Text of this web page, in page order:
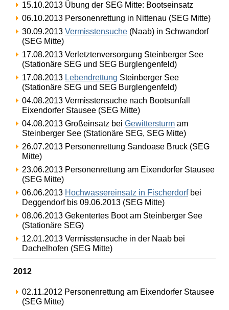
15.10.2013 Übung der SEG Mitte: Bootseinsatz
06.10.2013 Personenrettung in Nittenau (SEG Mitte)
30.09.2013 Vermisstensuche (Naab) in Schwandorf
(SEG Mitte)
17.08.2013 Verletztenversorgung Steinberger See
(Stationäre SEG und SEG Burglengenfeld)
17.08.2013 Lebendrettung Steinberger See
(Stationäre SEG und SEG Burglengenfeld)
04.08.2013 Vermisstensuche nach Bootsunfall
Eixendorfer Stausee (SEG Mitte)
04.08.2013 Großeinsatz bei Gewittersturm am
Steinberger See (Stationäre SEG, SEG Mitte)
26.07.2013 Personenrettung Sandoase Bruck (SEG
Mitte)
23.06.2013 Personenrettung am Eixendorfer Stausee
(SEG Mitte)
06.06.2013 Hochwassereinsatz in Fischerdorfbei
Deggendorf bis 09.06.2013 (SEG Mitte)
08.06.2013 Gekentertes Boot am Steinberger See
(Stationäre SEG)
12.01.2013 Vermisstensuche in der Naab bei
Dachelhofen (SEG Mitte)
2012
02.11.2012 Personenrettung am Eixendorfer Stausee
(SEG Mitte)